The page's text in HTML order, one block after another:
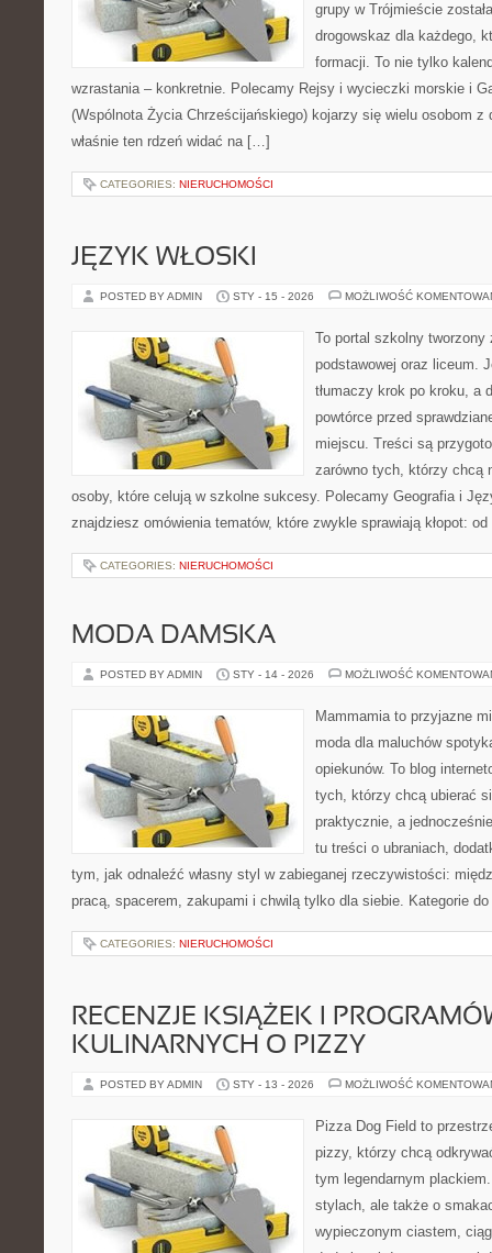
grupy w Trójmieście
drogowskaz dla każdego,
formacji. To nie tylko
wzrastania – konkretnie. Polecamy Rejsy i wycieczki morskie i
(Wspólnota Życia Chrześcijańskiego) kojarzy się wielu osobom z
właśnie ten rdzeń widać na […]
CATEGORIES: NIERUCHOMOŚCI
JĘZYK WŁOSKI
POSTED BY ADMIN STY - 15 - 2026 MOŻLIWOŚĆ
To portal szkolny
podstawowej oraz liceum.
tłumaczy krok po kroku, a
powtórce przed
miejscu. Treści są
zarówno tych, którzy chcą
osoby, które celują w szkolne sukcesy. Polecamy Geografia i
znajdziesz omówienia tematów, które zwykle sprawiają kłopot:
CATEGORIES: NIERUCHOMOŚCI
MODA DAMSKA
POSTED BY ADMIN STY - 14 - 2026 MOŻLIWOŚĆ
Mammamia to przyjazne
moda dla maluchów
opiekunów. To blog
tych, którzy chcą ubierać
praktycznie, a
tu treści o ubraniach,
tym, jak odnaleźć własny styl w zabieganej rzeczywistości:
pracą, spacerem, zakupami i chwilą tylko dla siebie. Kategorie
CATEGORIES: NIERUCHOMOŚCI
RECENZJE KSIĄŻEK I
KULINARNYCH O PIZZY
POSTED BY ADMIN STY - 13 - 2026 MOŻLIWOŚĆ
Pizza Dog Field to
pizzy, którzy chcą
tym legendarnym
stylach, ale także o
wypieczonym ciastem,